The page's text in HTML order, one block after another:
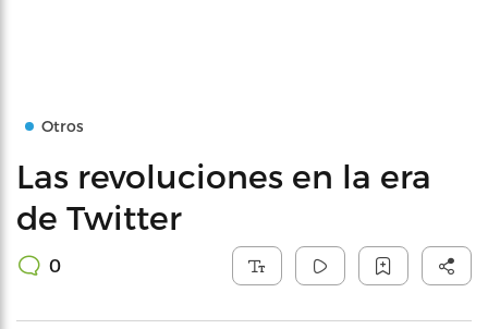
Otros
Las revoluciones en la era
de Twitter
0